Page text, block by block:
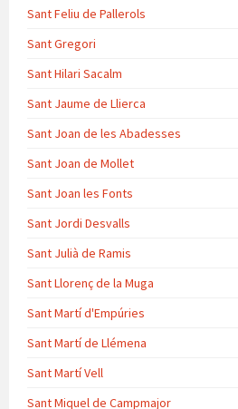
Sant Feliu de Pallerols
Sant Gregori
Sant Hilari Sacalm
Sant Jaume de Llierca
Sant Joan de les Abadesses
Sant Joan de Mollet
Sant Joan les Fonts
Sant Jordi Desvalls
Sant Julià de Ramis
Sant Llorenç de la Muga
Sant Martí d'Empúries
Sant Martí de Llémena
Sant Martí Vell
Sant Miquel de Campmajor